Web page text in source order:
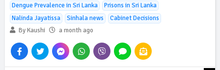
Dengue Prevalence in Sri Lanka
Prisons in Sri Lanka
Nalinda Jayatissa
Sinhala news
Cabinet Decisions
By Kaushi
a month ago